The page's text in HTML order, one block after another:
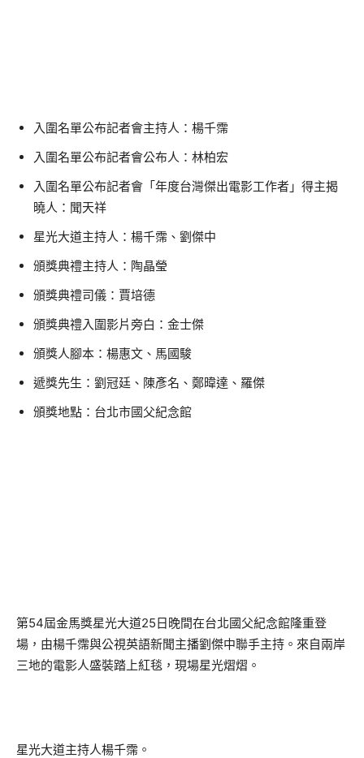
入圍名單公布記者會主持人：楊千霈
入圍名單公布記者會公布人：林柏宏
入圍名單公布記者會「年度台灣傑出電影工作者」得主揭
曉人：聞天祥
星光大道主持人：楊千霈、劉傑中
頒獎典禮主持人：陶晶瑩
頒獎典禮司儀：賈培德
頒獎典禮入圍影片旁白：金士傑
頒獎人腳本：楊惠文、馬國駿
遞獎先生：劉冠廷、陳彥名、鄭暐達、羅傑
頒獎地點：台北市國父紀念館
第54屆金馬獎星光大道25日晚間在台北國父紀念館隆重登
場，由楊千霈與公視英語新聞主播劉傑中聯手主持。來自兩岸
三地的電影人盛裝踏上紅毯，現場星光熠熠。
星光大道主持人楊千霈。